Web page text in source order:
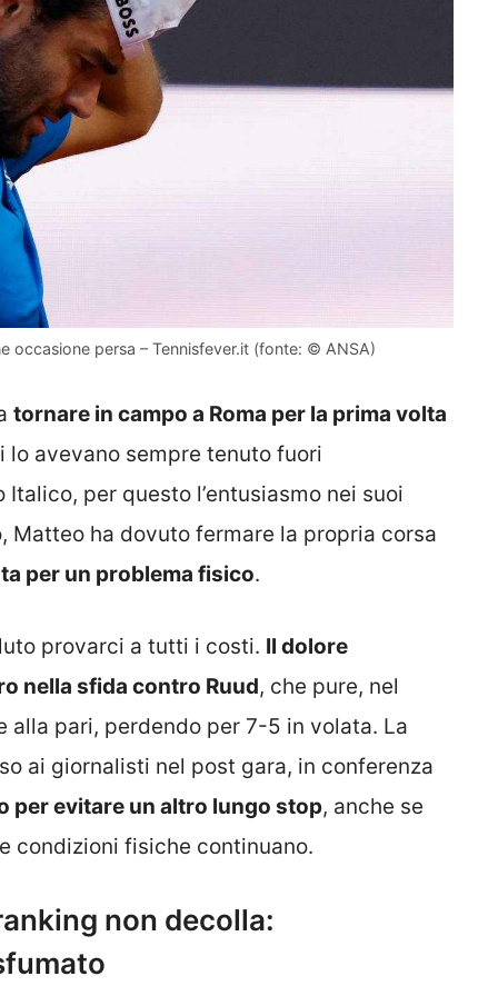
occasione persa – Tennisfever.it (fonte: © ANSA)
tornare in campo a Roma per la prima volta
avevano sempre tenuto fuori
per questo l’entusiasmo nei suoi
ha dovuto fermare la propria corsa
per un problema fisico.
provarci a tutti i costi. Il dolore
nella sfida contro Ruud, che pure, nel
pari, perdendo per 7-5 in volata. La
ai giornalisti nel post gara, in conferenza
per evitare un altro lungo stop, anche se
condizioni fisiche continuano.
non decolla: